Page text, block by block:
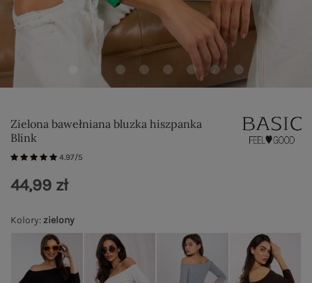
Zielona bawełniana bluzka hiszpanka
Blink
4.97/5
Kolory:zielony
44,99 zł